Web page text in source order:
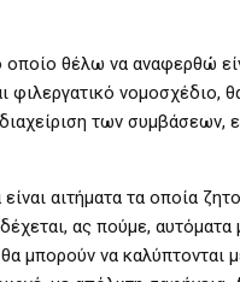
θέλω να αναφερθώ
φιλεργατικό
των συμβάσεων,
αιτήματα τα οποία
ας πούμε,
μπορούν να